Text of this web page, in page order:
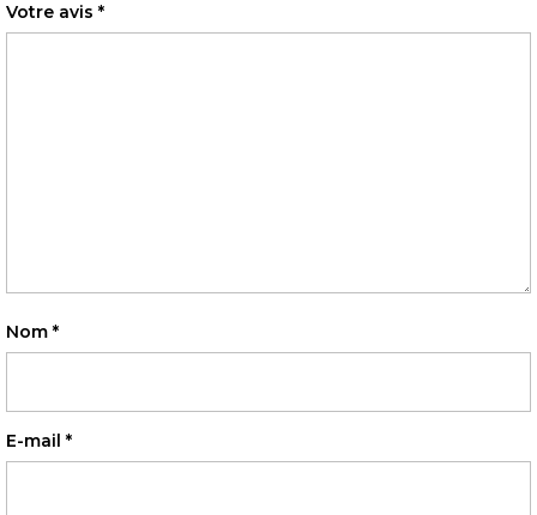
Votre avis *
Nom *
E-mail *